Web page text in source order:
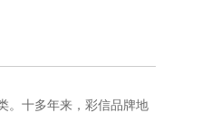
。十多年来，彩信品牌地